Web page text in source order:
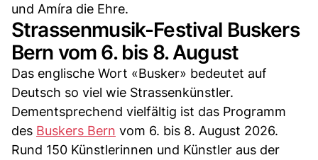
und Amíra die Ehre.
Strassenmusik-Festival Buskers
Bern vom 6. bis 8. August
Das englische Wort «Busker» bedeutet auf
Deutsch so viel wie Strassenkünstler.
Dementsprechend vielfältig ist das Programm
des Buskers Bern vom 6. bis 8. August 2026.
Rund 150 Künstlerinnen und Künstler aus der